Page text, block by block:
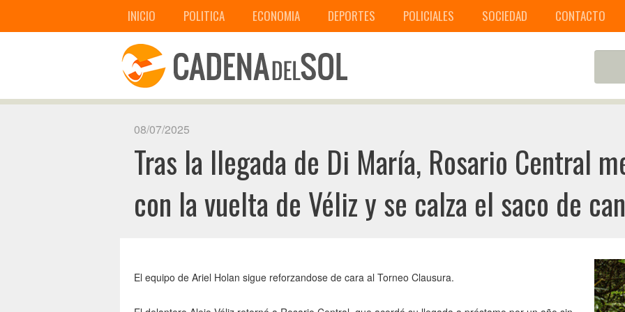
INICIO POLITICA ECONOMIA DEPORTES POLICIALES SOCIEDAD CONTACTO
08/07/2025
Tras la llegada de Di María, Rosario Central
con la vuelta de Véliz y se calza el saco de
El equipo de Ariel Holan sigue reforzandose de cara al Torneo Clausura.